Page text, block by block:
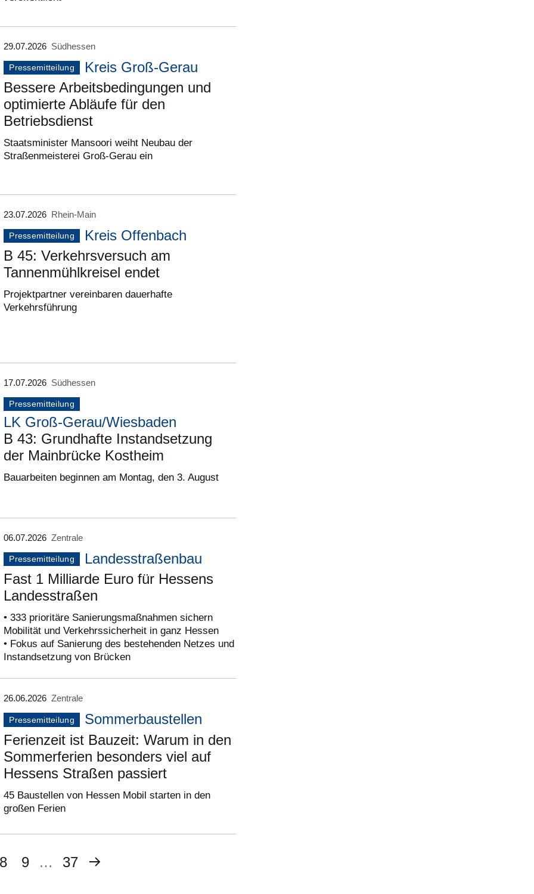
29.07.2026 Südhessen
Pressemitteilung
Kreis Groß-Gerau
Bessere Arbeitsbedingungen und
optimierte Abläufe für den
Betriebsdienst
Staatsminister Mansoori weiht Neubau der
Straßenmeisterei Groß-Gerau ein
23.07.2026 Rhein-Main
Pressemitteilung
Kreis Offenbach
B 45: Verkehrsversuch am
Tannenmühlkreisel endet
Projektpartner vereinbaren dauerhafte
Verkehrsführung
17.07.2026 Südhessen
Pressemitteilung
LK Groß-Gerau/Wiesbaden
B 43: Grundhafte Instandsetzung
der Mainbrücke Kostheim
Bauarbeiten beginnen am Montag, den 3. August
06.07.2026 Zentrale
Pressemitteilung
Landesstraßenbau
Fast 1 Milliarde Euro für Hessens
Landesstraßen
• 333 prioritäre Sanierungsmaßnahmen sichern
Mobilität und Verkehrssicherheit in ganz Hessen
• Fokus auf Sanierung des bestehenden Netzes und
Instandsetzung von Brücken
26.06.2026 Zentrale
Pressemitteilung
Sommerbaustellen
Ferienzeit ist Bauzeit: Warum in den
Sommerferien besonders viel auf
Hessens Straßen passiert
45 Baustellen von Hessen Mobil starten in den
großen Ferien
Seite
8 Seite
9 …
Letzte
37
Nächste